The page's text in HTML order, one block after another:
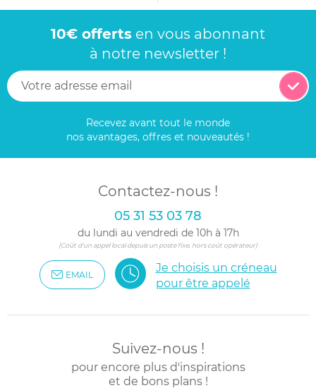
10€ offerts en vous abonnant
à notre newsletter !
Recevez avant tout le monde
nos avantages, offres et nouveautés !
Contactez-nous !
05 31 53 03 78
du lundi au vendredi de 10h à 17h
(Coût d'un appel local depuis un poste fixe, hors coût opérateur)
EMAIL
Je choisis un créneau
pour être appelé
Suivez-nous !
pour encore plus d'inspirations
et de bons plans !